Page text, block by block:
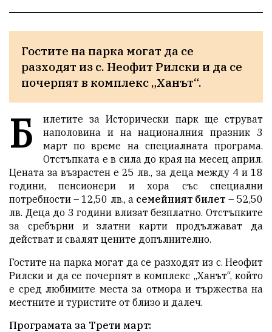
Гостите на парка могат да се
разходят из с. Неофит Рилски и да се
почерпят в комплекс „Ханът“.
Б
илетите за Исторически парк ще струват
наполовина и на националния празник 3
март по време на специалната програма.
Отстъпката е в сила до края на месец април.
Цената за възрастен е 25 лв., за деца между 4 и 18
години, пенсионери и хора със специални
потребности – 12,50 лв., а семейният билет – 52,50
лв. Деца до 3 години влизат безплатно. Отстъпките
за сребърни и златни карти продължават да
действат и свалят цените допълнително.
Гостите на парка могат да се разходят из с. Неофит
Рилски и да се почерпят в комплекс „Ханът“, който
е сред любимите места за отмора и тържества на
местните и туристите от близо и далеч.
Програмата за Трети март: